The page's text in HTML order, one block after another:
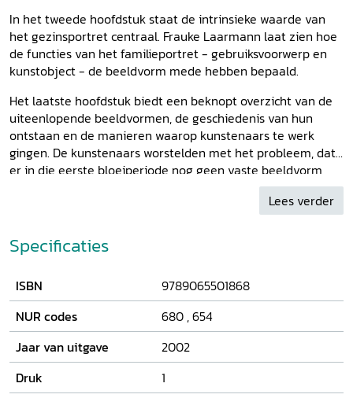
In het tweede hoofdstuk staat de intrinsieke waarde van
het gezinsportret centraal. Frauke Laarmann laat zien hoe
de functies van het familieportret - gebruiksvoorwerp en
kunstobject - de beeldvorm mede hebben bepaald.
Het laatste hoofdstuk biedt een beknopt overzicht van de
uiteenlopende beeldvormen, de geschiedenis van hun
ontstaan en de manieren waarop kunstenaars te werk
gingen. De kunstenaars worstelden met het probleem, dat
er in die eerste bloeiperiode nog geen vaste beeldvorm
voor het familieportret bestond. Vanuit hun eigen kennis en
specialisme moesten zij iets ontwikkelen dat op
was. Deze zoektocht naar een passende beeldvorm via
zijsporen en omwegen is kenmerkend voor de bijzonder
Lees verder
Specificaties
ISBN
9789065501868
NUR codes
680 ,654
Jaar van uitgave
2002
Druk
1